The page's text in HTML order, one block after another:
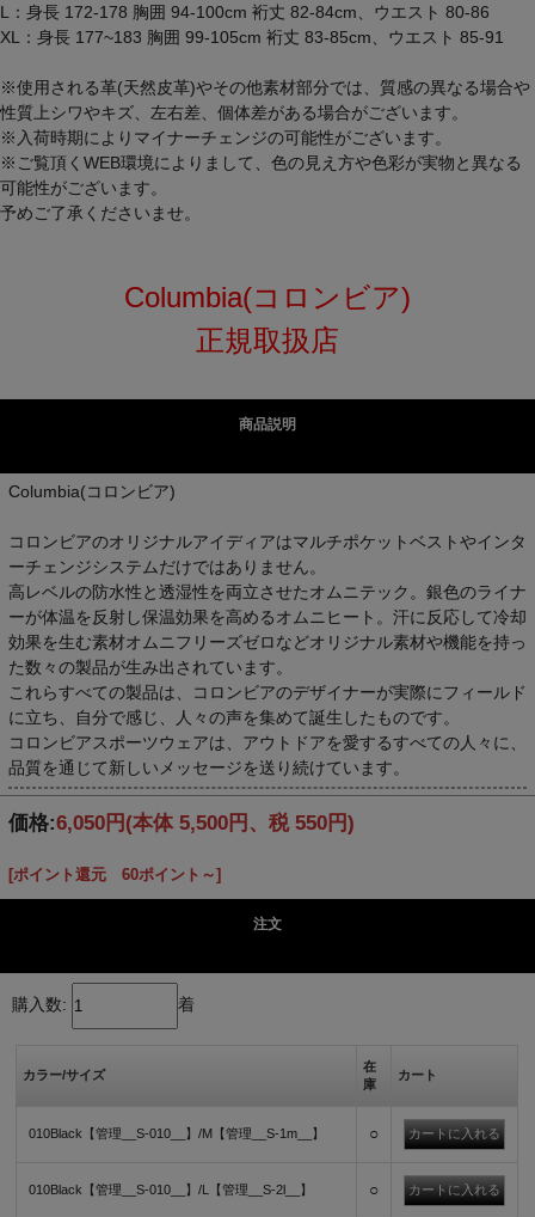
L：身長 172-178 胸囲 94-100cm 裄丈 82-84cm、ウエスト 80-86
XL：身長 177~183 胸囲 99-105cm 裄丈 83-85cm、ウエスト 85-91
※使用される革(天然皮革)やその他素材部分では、質感の異なる場合や
性質上シワやキズ、左右差、個体差がある場合がございます。
※入荷時期によりマイナーチェンジの可能性がございます。
※ご覧頂くWEB環境によりまして、色の見え方や色彩が実物と異なる
可能性がございます。
予めご了承くださいませ。
Columbia(コロンビア)
正規取扱店
商品説明
Columbia(コロンビア)
コロンビアのオリジナルアイディアはマルチポケットベストやインタ
ーチェンジシステムだけではありません。
高レベルの防水性と透湿性を両立させたオムニテック。銀色のライナ
ーが体温を反射し保温効果を高めるオムニヒート。汗に反応して冷却
効果を生む素材オムニフリーズゼロなどオリジナル素材や機能を持っ
た数々の製品が生み出されています。
これらすべての製品は、コロンビアのデザイナーが実際にフィールド
に立ち、自分で感じ、人々の声を集めて誕生したものです。
コロンビアスポーツウェアは、アウトドアを愛するすべての人々に、
品質を通じて新しいメッセージを送り続けています。
価格:6,050円 (本体 5,500円、税 550円)
[ポイント還元 60ポイント～]
注文
購入数: 着
カラー/サイズ
在
庫
カート
010Black【管理__S-010__】/M【管理__S-1m__】 ○
010Black【管理__S-010__】/L【管理__S-2l__】 ○